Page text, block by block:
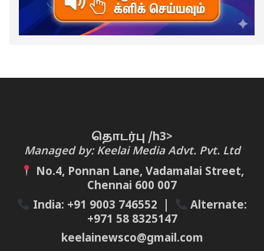
தொடர்பு /h3>
Managed by: Keelai Media Advt. Pvt. Ltd
No.4, Ponnan Lane, Vadamalai Street,
Chennai 600 007
India: +91 9003 746552
Alternate:
+971 58 8325147
keelainewsco@gmail.com